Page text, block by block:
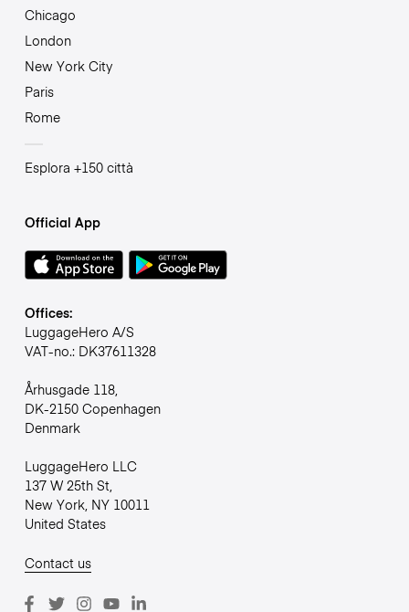
Chicago
London
New York City
Paris
Rome
Esplora +150 città
Official App
Offices:
LuggageHero A/S
VAT-no.: DK37611328
Århusgade 118,
DK-2150 Copenhagen
Denmark
LuggageHero LLC
137 W 25th St,
New York, NY 10011
United States
Contact us